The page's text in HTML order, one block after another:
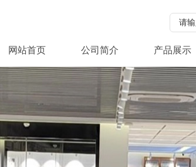
网站首页 公司简介 产品展示